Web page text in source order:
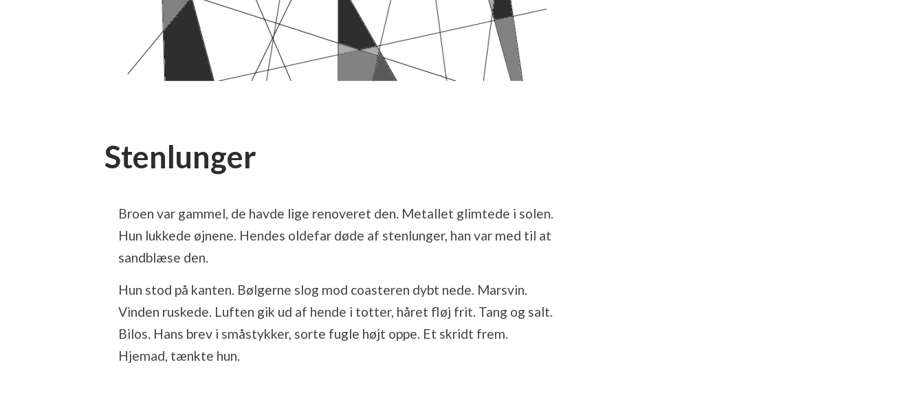
Stenlunger
Broen var gammel, de havde lige renoveret den. Metallet glimtede i solen.
Hun lukkede øjnene. Hendes oldefar døde af stenlunger, han var med til at
sandblæse den.
Hun stod på kanten. Bølgerne slog mod coasteren dybt nede. Marsvin.
Vinden ruskede. Luften gik ud af hende i totter, håret fløj frit. Tang og salt.
Bilos. Hans brev i småstykker, sorte fugle højt oppe. Et skridt frem.
Hjemad, tænkte hun.